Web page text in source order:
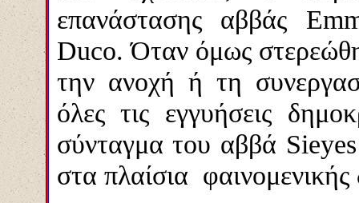
επανάστασης αββάς
Duco.Όταν όμως
την ανοχή ή τη
όλες τις εγγυήσεις
σύνταγμα του αββά
στα πλαίσια